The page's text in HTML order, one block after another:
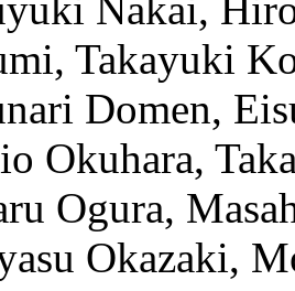
Nakai,
Takayuki
Domen,
Okuhara,
Ogura,
Okazaki,